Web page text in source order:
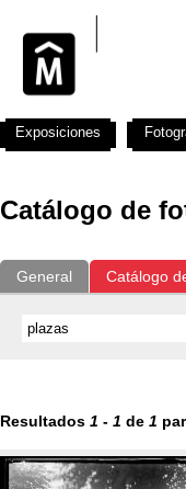
Catálogo de
General Catálogo
Resultados 1 - 1 de 1
Exposiciones